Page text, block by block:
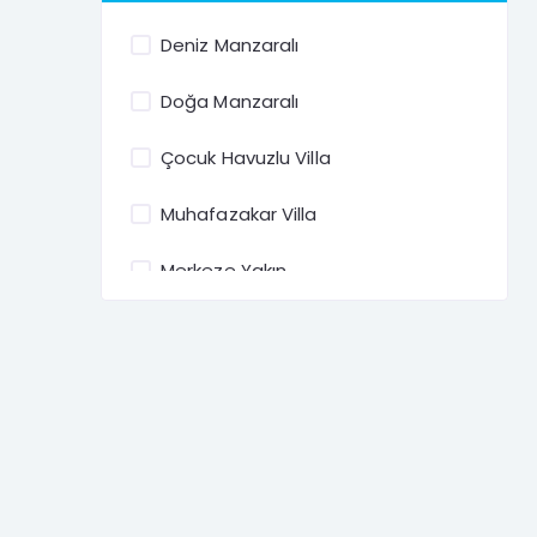
Bodrum Denize
Deniz Manzaralı
Doğa Manzaralı
Çocuk Havuzlu Villa
Muhafazakar Villa
Merkeze Yakın